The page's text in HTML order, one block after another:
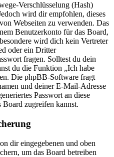
Verschlüsselung (Hash)
wird dir empfohlen, dieses
Webseiten zu verwenden. Das
Benutzerkonto für das Board,
wird dich kein Vertreter
oder ein Dritter
fragen. Solltest du dein
du die Funktion „Ich habe
Die phpBB-Software fragt
und deiner E-Mail-Adresse
Passwort an diese
Board zugreifen kannst.
dir eingegebenen und oben
um das Board betreiben